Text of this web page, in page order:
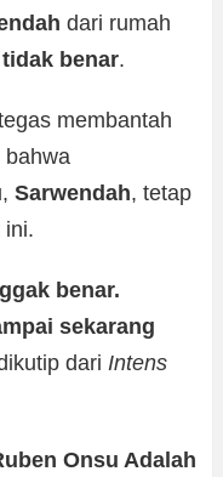
dari rumah
benar.
membantah
bahwa
Sarwendah, tetap
ini.
benar.
sekarang
dari Intens
Onsu Adalah